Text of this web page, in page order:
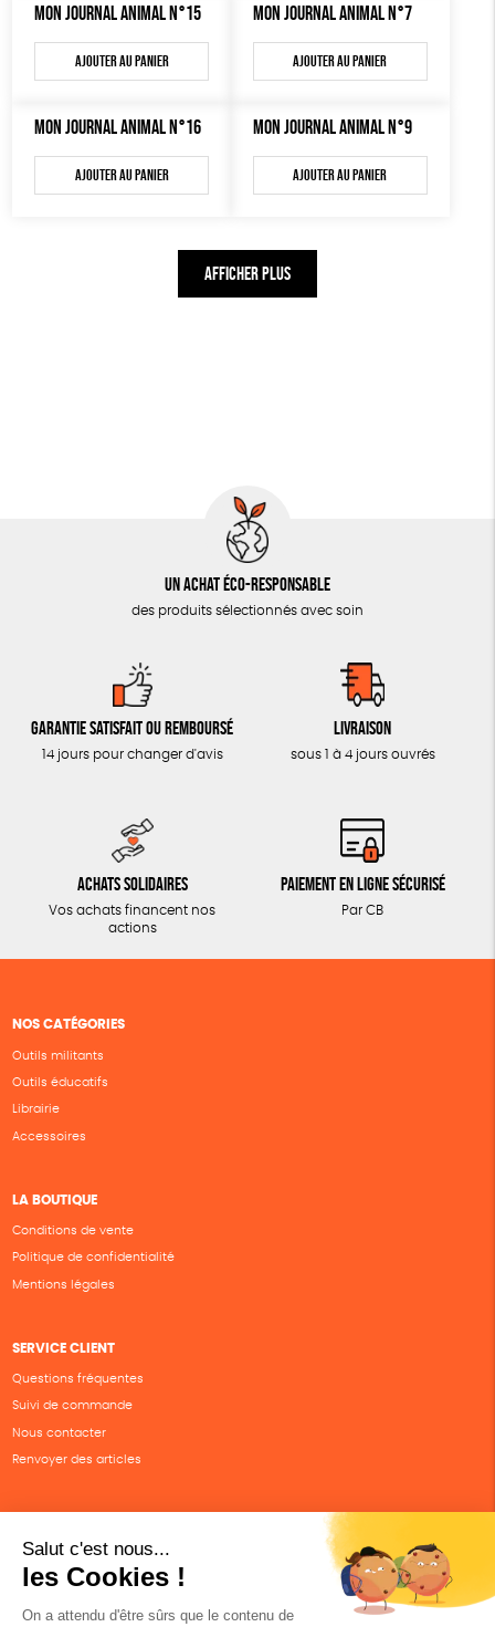
TOUT
MON JOURNAL ANIMAL N°15
Ajouter au panier
MON JOURNAL ANIMAL N°7
Ajouter au panier
MON JOURNAL ANIMAL N°16
Ajouter au panier
MON JOURNAL ANIMAL N°9
Ajouter au panier
AFFICHER PLUS
Un achat éco-responsable
des produits sélectionnés avec soin
Garantie satisfait ou remboursé
14 jours pour changer d'avis
Livraison
sous 1 à 4 jours ouvrés
Achats solidaires
Vos achats financent nos
actions
Paiement en ligne sécurisé
Par CB
NOS CATÉGORIES
Outils militants
Outils éducatifs
Librairie
Accessoires
LA BOUTIQUE
Conditions de vente
Politique de confidentialité
Mentions légales
SERVICE CLIENT
Questions fréquentes
Suivi de commande
Nous contacter
Renvoyer des articles